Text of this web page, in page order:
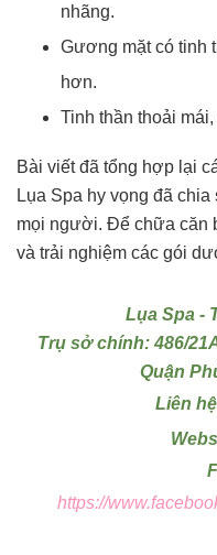
nhãng.
Gương mặt có tinh
hơn.
Tinh thần thoải
Bài viết đã tổng hợp lại
Lụa Spa hy vọng đã
mọi người. Để chữa căn
và trải nghiệm các gói
Lụa Spa -
Trụ sở chính: 486/
Quận
Liên
https://